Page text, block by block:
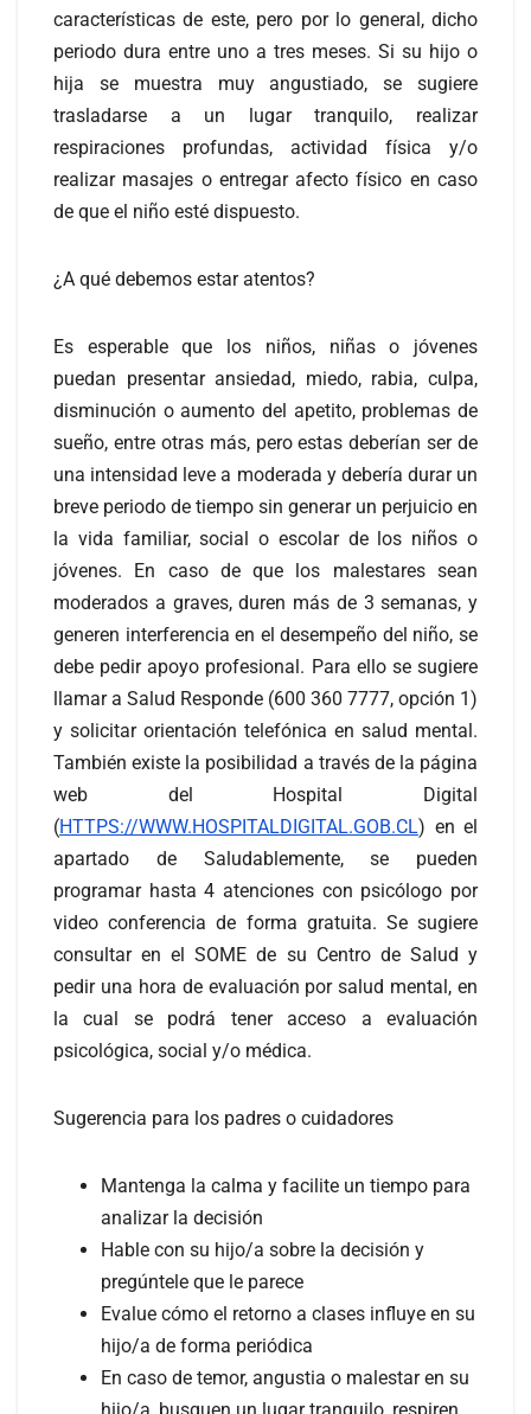
características de este, pero por lo general, dicho
periodo dura entre uno a tres meses. Si su hijo o
hija se muestra muy angustiado, se sugiere
trasladarse a un lugar tranquilo, realizar
respiraciones profundas, actividad física y/o
realizar masajes o entregar afecto físico en caso
de que el niño esté dispuesto.
¿A qué debemos estar atentos?
Es esperable que los niños, niñas o jóvenes
puedan presentar ansiedad, miedo, rabia, culpa,
disminución o aumento del apetito, problemas de
sueño, entre otras más, pero estas deberían ser de
una intensidad leve a moderada y debería durar un
breve periodo de tiempo sin generar un perjuicio en
la vida familiar, social o escolar de los niños o
jóvenes. En caso de que los malestares sean
moderados a graves, duren más de 3 semanas, y
generen interferencia en el desempeño del niño, se
debe pedir apoyo profesional. Para ello se sugiere
llamar a Salud Responde (600 360 7777, opción 1)
y solicitar orientación telefónica en salud mental.
También existe la posibilidad a través de la página
web del Hospital Digital
(HTTPS://WWW.HOSPITALDIGITAL.GOB.CL) en el
apartado de Saludablemente, se pueden
programar hasta 4 atenciones con psicólogo por
video conferencia de forma gratuita. Se sugiere
consultar en el SOME de su Centro de Salud y
pedir una hora de evaluación por salud mental, en
la cual se podrá tener acceso a evaluación
psicológica, social y/o médica.
Sugerencia para los padres o cuidadores
Mantenga la calma y facilite un tiempo para
analizar la decisión
Hable con su hijo/a sobre la decisión y
pregúntele que le parece
Evalue cómo el retorno a clases influye en su
hijo/a de forma periódica
En caso de temor, angustia o malestar en su